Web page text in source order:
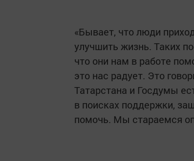
«Бывает, что люди
улучшить жизнь. Таких
что они нам в работе
это нас радует. Это
Татарстана и Госдумы
в поисках поддержки,
помочь. Мы стараемся